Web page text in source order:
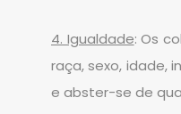
4. Igualdade: Os
raça, sexo, idade,
e abster-se de